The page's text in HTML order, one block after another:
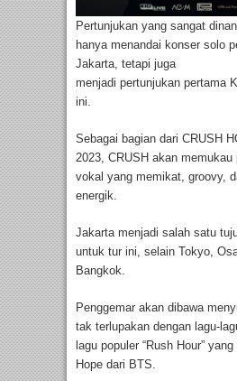
Pertunjukan yang sangat
hanya menandai konser solo
Jakarta, tetapi juga
menjadi pertunjukan pertama
ini.
Sebagai bagian dari CRUSH
2023, CRUSH akan memukau
vokal yang memikat, groovy,
energik.
Jakarta menjadi salah satu
untuk tur ini, selain Tokyo,
Bangkok.
Penggemar akan dibawa
tak terlupakan dengan lagu-
lagu populer “Rush Hour”
Hope dari BTS.